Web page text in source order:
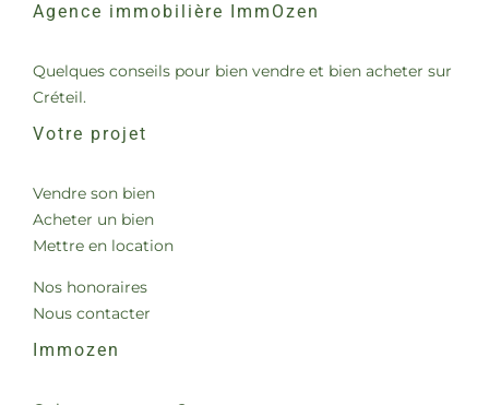
Agence immobilière ImmOzen
Quelques conseils pour bien vendre et bien acheter sur
Créteil.
Votre projet
Vendre son bien
Acheter un bien
Mettre en location
Nos honoraires
Nous contacter
Immozen